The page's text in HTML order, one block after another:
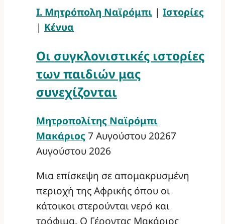
Ι. Μητρόπολη Ναϊρόμπι | Ιστορίες
| Κένυα
Οι συγκλονιστικές ιστορίες
των παιδιών μας
συνεχίζονται
Μητροπολίτης Ναϊρόμπι
Μακάριος 7 Αυγούστου 20267
Αυγούστου 2026
Μια επίσκεψη σε απομακρυσμένη
περιοχή της Αφρικής όπου οι
κάτοικοι στερούνται νερό και
τρόφιμα. Ο Γέροντας Μακάριος